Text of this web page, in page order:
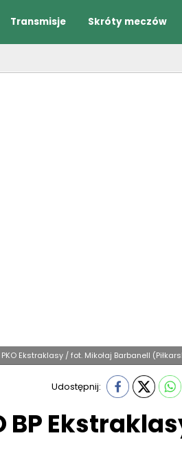
Transmisje Skróty meczów
Ekstraklasy / fot. Mikołaj Barbanell
Udostępnij:
BP